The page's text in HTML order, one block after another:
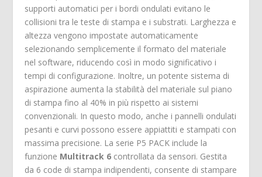
supporti automatici per i bordi ondulati evitano le
collisioni tra le teste di stampa e i substrati. Larghezza e
altezza vengono impostate automaticamente
selezionando semplicemente il formato del materiale
nel software, riducendo così in modo significativo i
tempi di configurazione. Inoltre, un potente sistema di
aspirazione aumenta la stabilità del materiale sul piano
di stampa fino al 40% in più rispetto ai sistemi
convenzionali. In questo modo, anche i pannelli ondulati
pesanti e curvi possono essere appiattiti e stampati con
massima precisione. La serie P5 PACK include la
funzione Multitrack 6 controllata da sensori. Gestita
da 6 code di stampa indipendenti, consente di stampare